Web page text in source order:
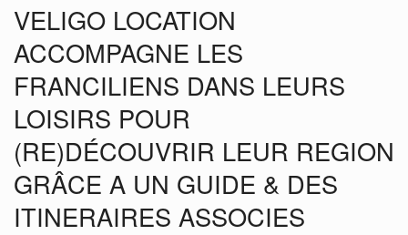
VELIGO LOCATION
ACCOMPAGNE LES
FRANCILIENS DANS LEURS
LOISIRS POUR
(RE)DÉCOUVRIR LEUR REGION
GRÂCE A UN GUIDE & DES
ITINERAIRES ASSOCIES